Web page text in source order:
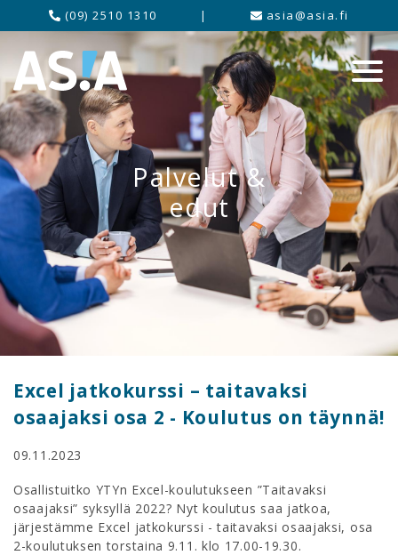
(09) 2510 1310 | asia@asia.fi
Palvelut &
edut
Excel jatkokurssi – taitavaksi
osaajaksi osa 2 - Koulutus on täynnä!
09.11.2023
Osallistuitko YTYn Excel-koulutukseen ”Taitavaksi
osaajaksi” syksyllä 2022? Nyt koulutus saa jatkoa,
järjestämme Excel jatkokurssi - taitavaksi osaajaksi, osa
2-koulutuksen torstaina 9.11. klo 17.00-19.30.